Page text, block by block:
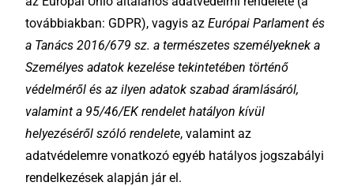
továbbiakban: GDPR), vagyis azEurópai Parlament és
a Tanács 2016/679 sz. a természetes személyeknek a
Személyes adatok kezelése tekintetében történő
védelméről és az ilyen adatok szabad áramlásáról,
valamint a 95/46/EK rendelet hatályon kívül
helyezéséről szóló rendelete, valamint az
adatvédelemre vonatkozó egyéb hatályos jogszabályi
rendelkezések alapján jár el.